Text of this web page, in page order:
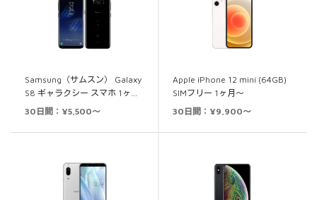
Samsung（サムスン） Galaxy
S8 ギャラクシー スマホ 1ヶ…
30日間：¥5,500～
Apple iPhone 12 mini (64GB)
SIMフリー 1ヶ月～
30日間：¥9,900～